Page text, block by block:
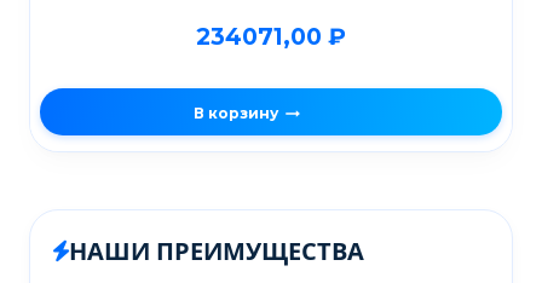
234071,00 ₽
В корзину
НАШИ ПРЕИМУЩЕСТВА